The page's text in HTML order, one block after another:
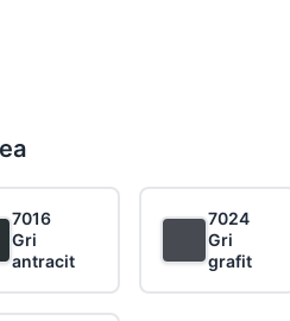
7016
Gri
antracit
7024
Gri
grafit